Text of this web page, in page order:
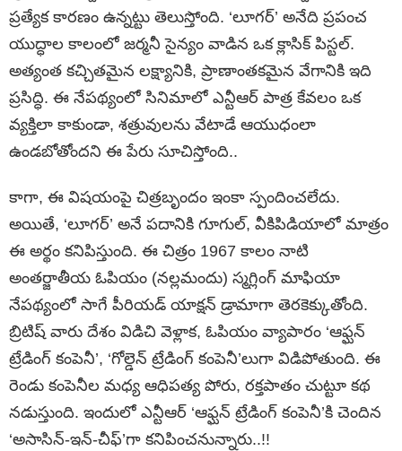
ప్రత్యేక కారణం ఉన్నట్టు తెలుస్తోంది. ‘లూగర్’ అనేది ప్రపంచ
యుద్ధాల కాలంలో జర్మనీ సైన్యం వాడిన ఒక క్లాసిక్ పిస్టల్.
అత్యంత కచ్చితమైన లక్ష్యానికి, ప్రాణాంతకమైన వేగానికి ఇది
ప్రసిద్ధి. ఈ నేపథ్యంలో సినిమాలో ఎన్టీఆర్ పాత్ర కేవలం ఒక
వ్యక్తిలా కాకుండా, శత్రువులను వేటాడే ఆయుధంలా
ఉండబోతోందని ఈ పేరు సూచిస్తోంది..
కాగా, ఈ విష‌యంపై చిత్ర‌బృందం ఇంకా స్పందించ‌లేదు.
అయితే, ‘లూగ‌ర్’ అనే ప‌దానికి గూగుల్, వీకిపిడియాలో మాత్రం
ఈ అర్థం క‌నిపిస్తుంది. ఈ చిత్రం 1967 కాలం నాటి
అంతర్జాతీయ ఓపియం (నల్లమందు) స్మగ్లింగ్ మాఫియా
నేపథ్యంలో సాగే పీరియడ్ యాక్షన్ డ్రామాగా తెరకెక్కుతోంది.
బ్రిటిష్ వారు దేశం విడిచి వెళ్లాక, ఓపియం వ్యాపారం ‘ఆఫ్ఘన్
ట్రేడింగ్ కంపెనీ’, ‘గోల్డెన్ ట్రేడింగ్ కంపెనీ’లుగా విడిపోతుంది. ఈ
రెండు కంపెనీల మధ్య ఆధిపత్య పోరు, రక్తపాతం చుట్టూ కథ
నడుస్తుంది. ఇందులో ఎన్టీఆర్ ‘ఆఫ్ఘన్ ట్రేడింగ్ కంపెనీ’కి చెందిన
‘అసాసిన్-ఇన్-చీఫ్’గా కనిపించనున్నారు..!!